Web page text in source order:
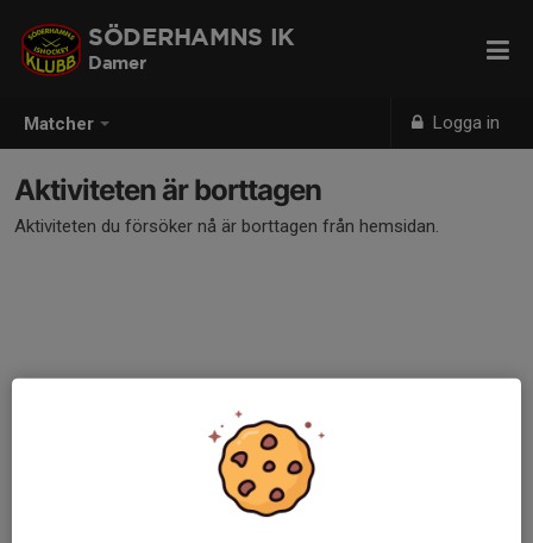
Matcher Logga in
SÖDERHAMNS IK
Damer
Aktiviteten är borttagen
Aktiviteten du försöker nå är borttagen från hemsidan.